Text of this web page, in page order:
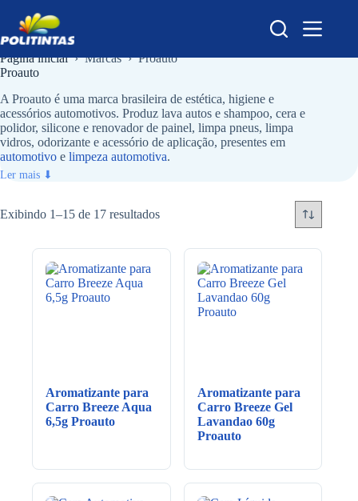
para
o
conteúdo
Página inicial › Marcas › Proauto
Proauto
A Proauto é uma marca brasileira de estética, higiene e
acessórios automotivos. Produz lava autos e shampoo, cera e
polidor, silicone e renovador de painel, limpa pneus, limpa
vidros, odorizante e acessório de aplicação, presentes em
automotivo e limpeza automotiva.
Ler mais ⬇
Exibindo 1–15 de 17 resultados
Aromatizante para
Carro Breeze Aqua
6,5g Proauto
Aromatizante para
Carro Breeze Gel
Lavandao 60g
Proauto